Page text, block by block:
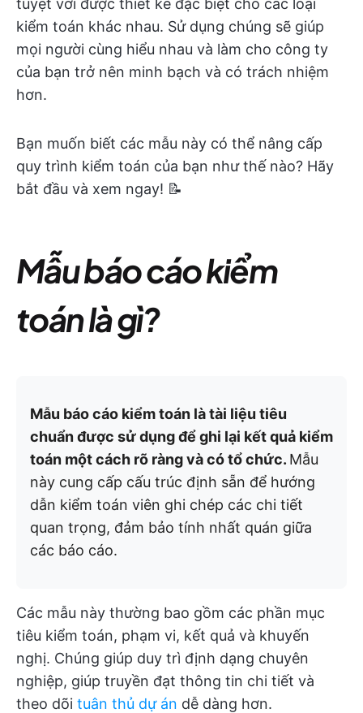
tuyệt vời được thiết kế đặc biệt cho các loại
kiểm toán khác nhau. Sử dụng chúng sẽ giúp
mọi người cùng hiểu nhau và làm cho công ty
của bạn trở nên minh bạch và có trách nhiệm
hơn.
Bạn muốn biết các mẫu này có thể nâng cấp
quy trình kiểm toán của bạn như thế nào? Hãy
bắt đầu và xem ngay! 📝
Mẫu báo cáo kiểm
toán là gì?
Mẫu báo cáo kiểm toán là tài liệu tiêu
chuẩn được sử dụng để ghi lại kết quả kiểm
toán một cách rõ ràng và có tổ chức. Mẫu
này cung cấp cấu trúc định sẵn để hướng
dẫn kiểm toán viên ghi chép các chi tiết
quan trọng, đảm bảo tính nhất quán giữa
các báo cáo.
Các mẫu này thường bao gồm các phần mục
tiêu kiểm toán, phạm vi, kết quả và khuyến
nghị. Chúng giúp duy trì định dạng chuyên
nghiệp, giúp truyền đạt thông tin chi tiết và
theo dõi tuân thủ dự án dễ dàng hơn.